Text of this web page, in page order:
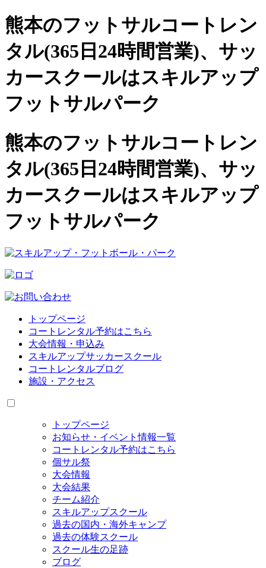
熊本のフットサルコートレン
タル(365日24時間営業)、 サッ
カースクールはスキルアップ
フットサルパーク
熊本のフットサルコートレン
タル(365日24時間営業)、サッ
カースクールはスキルアップ
フットサルパーク
トップページ
コートレンタル予約はこちら
大会情報・申込み
スキルアップサッカースクール
コートレンタルブログ
施設・アクセス
トップページ
お知らせ・イベント情報一覧
コートレンタル予約はこちら
個サル祭
大会情報
大会結果
チーム紹介
スキルアップスクール
過去の国内・海外キャンプ
過去の体験スクール
スクール生の足跡
ブログ